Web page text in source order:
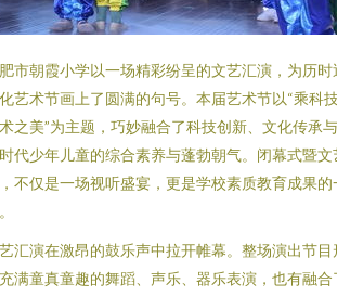
市朝霞小学以一场精彩纷呈的文艺汇演，为历
艺术节画上了圆满的句号。本届艺术节以“乘科
之美”为主题，巧妙融合了科技创新、文化传承
代少年儿童的综合素养与蓬勃朝气。闭幕式暨
不仅是一场视听盛宴，更是学校素质教育成果
汇演在激昂的鼓乐声中拉开帷幕。整场演出节
满童真童趣的舞蹈、声乐、器乐表演，也有融